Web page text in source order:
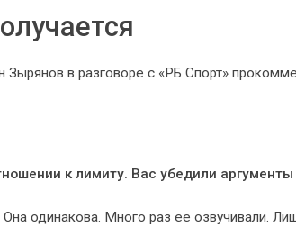
Зырянов в разговоре с «РБ Спорт»
к лимиту. Вас убедили аргументы
одинакова. Много раз ее озвучивали.